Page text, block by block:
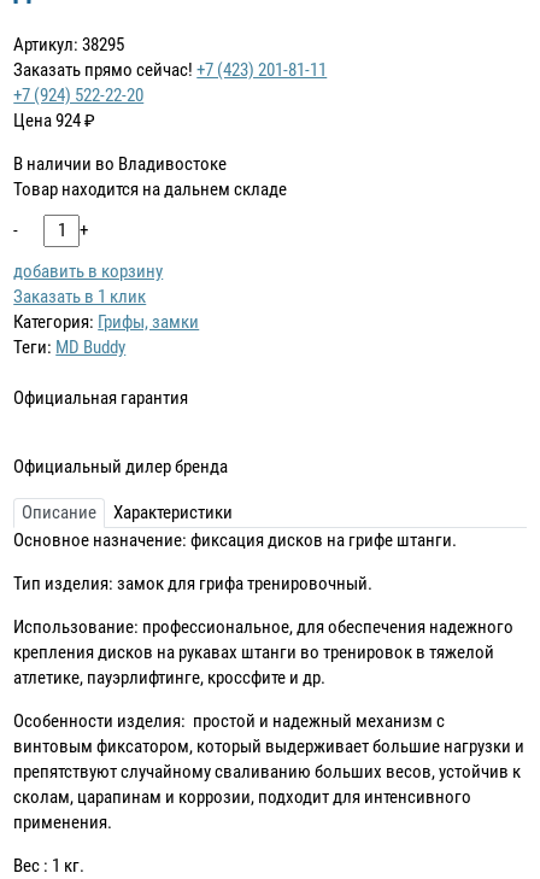
Артикул: 38295
Заказать прямо сейчас! +7 (423) 201-81-11
+7 (924) 522-22-20
Цена924₽
В наличии во Владивостоке
Товар находится на дальнем складе
-
+
добавить в корзину
Заказать в 1 клик
Категория: Грифы, замки
Теги: MD Buddy
Официальная гарантия
Официальный дилер бренда
Описание
Характеристики
Основное назначение: фиксация дисков на грифе штанги.
Тип изделия: замок для грифа тренировочный.
Использование: профессиональное, для обеспечения надежного
крепления дисков на рукавах штанги во тренировок в тяжелой
атлетике, пауэрлифтинге, кроссфите и др.
Особенности изделия: простой и надежный механизм с
винтовым фиксатором, который выдерживает большие нагрузки и
препятствуют случайному сваливанию больших весов, устойчив к
сколам, царапинам и коррозии, подходит для интенсивного
применения.
Вес : 1 кг.